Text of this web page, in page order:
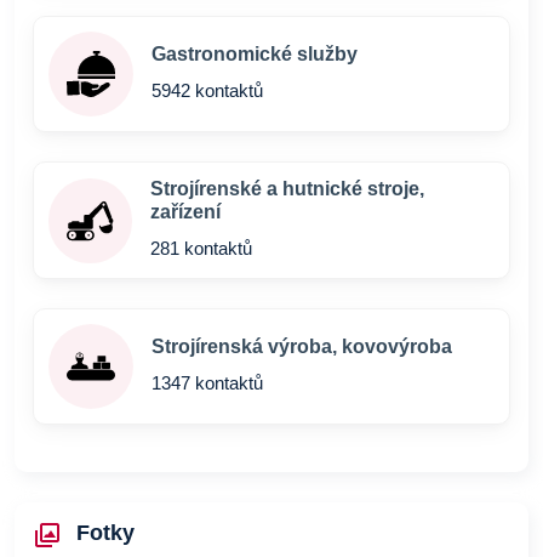
Gastronomické služby
5942 kontaktů
Strojírenské a hutnické stroje,
zařízení
281 kontaktů
Strojírenská výroba, kovovýroba
1347 kontaktů
Fotky